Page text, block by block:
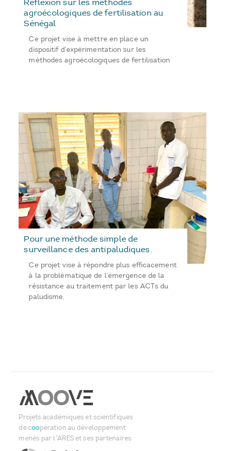
Réflexion sur les méthodes
agroécologiques de fertilisation au
Sénégal
Ce projet vise à mettre en place un
dispositif d’expérimentation sur les
méthodes agroécologiques de fertilisation
Pour une méthode simple de
surveillance des antipaludiques.
Ce projet vise à répondre plus efficacement
à la problématique de l’émergence de la
résistance au traitement par les ACTs du
paludisme.
Projets académiques et scientifiques
de coopération au développement
menés par l'ARES et ses partenaires